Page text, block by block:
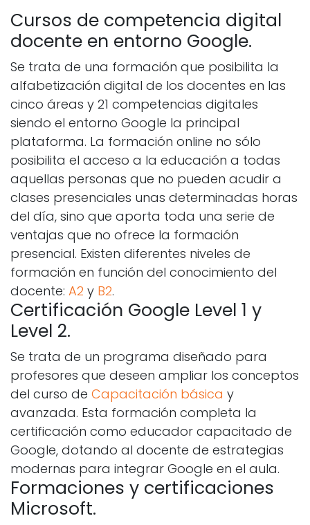
Cursos de competencia digital
docente en entorno Google.
Se trata de una formación que posibilita la
alfabetización digital de los docentes en las
cinco áreas y 21 competencias digitales
siendo el entorno Google la principal
plataforma. La formación online no sólo
posibilita el acceso a la educación a todas
aquellas personas que no pueden acudir a
clases presenciales unas determinadas horas
del día, sino que aporta toda una serie de
ventajas que no ofrece la formación
presencial. Existen diferentes niveles de
formación en función del conocimiento del
docente: A2 y B2.
Certificación Google Level 1 y
Level 2.
Se trata de un programa diseñado para
profesores que deseen ampliar los conceptos
del curso de Capacitación básica y
avanzada. Esta formación completa la
certificación como educador capacitado de
Google, dotando al docente de estrategias
modernas para integrar Google en el aula.
Formaciones y certificaciones
Microsoft.